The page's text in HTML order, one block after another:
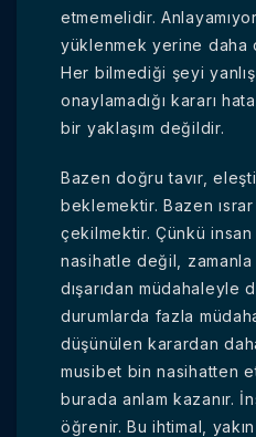
etmemelidir.
yüklenmek yerine daha
Her bilmediği şeyi
onaylamadığı kararı
bir yaklaşım değildir.
Bazen doğru tavır,
beklemektir. Bazen
çekilmektir. Çünkü
nasihatle değil, zamanla
dışarıdan müdahaleyle
durumlarda fazla
düşünülen karardan
musibet bin nasihatten
burada anlam kazanır.
öğrenir. Bu ihtimal,